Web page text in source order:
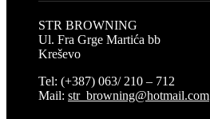
STR BROWNING
Ul. Fra Grge Martića bb
Kreševo
Tel: (+387) 063/ 210 – 712
Mail: str_browning@hotmail.com